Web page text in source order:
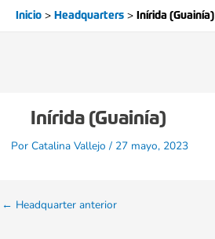
Inicio Headquarters Inírida (Guainía)
Inírida (Guainía)
Por Catalina Vallejo / 27 mayo, 2023
← Headquarter anterior